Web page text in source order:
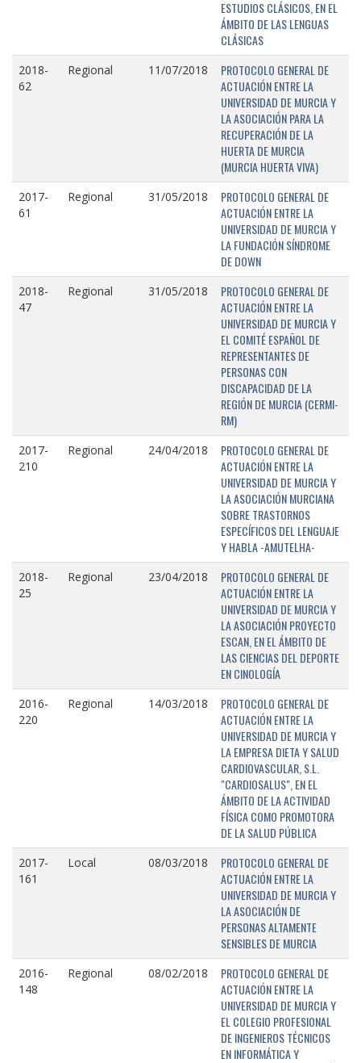
ESTUDIOS CLÁSICOS, EN EL
ÁMBITO DE LAS LENGUAS
CLÁSICAS
2018-
62
Regional 11/07/2018
PROTOCOLO GENERAL DE
ACTUACIÓN ENTRE LA
UNIVERSIDAD DE MURCIA Y
LA ASOCIACIÓN PARA LA
RECUPERACIÓN DE LA
HUERTA DE MURCIA
(MURCIA HUERTA VIVA)
2017-
61
Regional 31/05/2018
PROTOCOLO GENERAL DE
ACTUACIÓN ENTRE LA
UNIVERSIDAD DE MURCIA Y
LA FUNDACIÓN SÍNDROME
DE DOWN
2018-
47
Regional 31/05/2018
PROTOCOLO GENERAL DE
ACTUACIÓN ENTRE LA
UNIVERSIDAD DE MURCIA Y
EL COMITÉ ESPAÑOL DE
REPRESENTANTES DE
PERSONAS CON
DISCAPACIDAD DE LA
REGIÓN DE MURCIA (CERMI-
RM)
2017-
210
Regional 24/04/2018
PROTOCOLO GENERAL DE
ACTUACIÓN ENTRE LA
UNIVERSIDAD DE MURCIA Y
LA ASOCIACIÓN MURCIANA
SOBRE TRASTORNOS
ESPECÍFICOS DEL LENGUAJE
Y HABLA -AMUTELHA-
2018-
25
Regional 23/04/2018
PROTOCOLO GENERAL DE
ACTUACIÓN ENTRE LA
UNIVERSIDAD DE MURCIA Y
LA ASOCIACIÓN PROYECTO
ESCAN, EN EL ÁMBITO DE
LAS CIENCIAS DEL DEPORTE
EN CINOLOGÍA
2016-
220
Regional 14/03/2018
PROTOCOLO GENERAL DE
ACTUACIÓN ENTRE LA
UNIVERSIDAD DE MURCIA Y
LA EMPRESA DIETA Y SALUD
CARDIOVASCULAR, S.L.
"CARDIOSALUS", EN EL
ÁMBITO DE LA ACTIVIDAD
FÍSICA COMO PROMOTORA
DE LA SALUD PÚBLICA
2017-
161
Local 08/03/2018
PROTOCOLO GENERAL DE
ACTUACIÓN ENTRE LA
UNIVERSIDAD DE MURCIA Y
LA ASOCIACIÓN DE
PERSONAS ALTAMENTE
SENSIBLES DE MURCIA
2016-
148
Regional 08/02/2018
PROTOCOLO GENERAL DE
ACTUACIÓN ENTRE LA
UNIVERSIDAD DE MURCIA Y
EL COLEGIO PROFESIONAL
DE INGENIEROS TÉCNICOS
EN INFORMÁTICA Y